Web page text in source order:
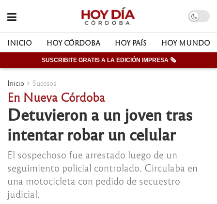
INICIO HOY CÓRDOBA HOY PAÍS HOY MUNDO
SUSCRIBITE GRATIS A LA EDICIÓN IMPRESA 🗞
Inicio Sucesos
En Nueva Córdoba
Detuvieron a un joven tras
intentar robar un celular
El sospechoso fue arrestado luego de un
seguimiento policial controlado. Circulaba en
una motocicleta con pedido de secuestro
judicial.